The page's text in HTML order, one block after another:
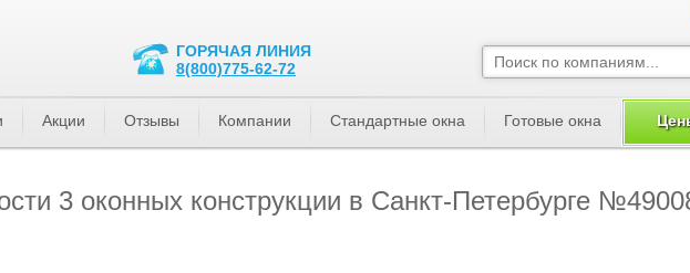
3 оконных конструкции в Санкт-Петербурге
ГОРЯЧАЯ ЛИНИЯ
8(800)775-62-72
Акции Отзывы Компании Стандартные окна Готовые окна